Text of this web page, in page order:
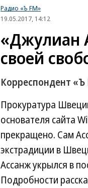
Радио «Ъ FM»
19.05.2017, 14:12
«Джулиан
своей
Корреспондент «Ъ
Прокуратура
основателя сайта
прекращено. Сам
экстрадиции в
Ассанж укрылся в
Подробности